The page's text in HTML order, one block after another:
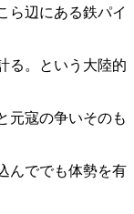
ら辺にある鉄パイ
る。という大陸的
元寇の争いそのも
んででも体勢を有